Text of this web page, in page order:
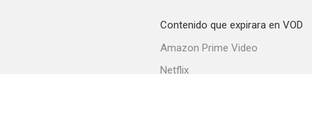
Contenido que expirara en VOD
Amazon Prime Video
Netflix